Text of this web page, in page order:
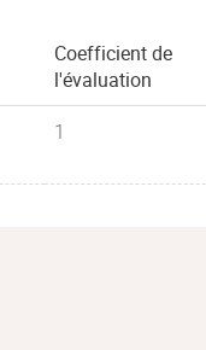
Coefficient de
l'évaluation
1